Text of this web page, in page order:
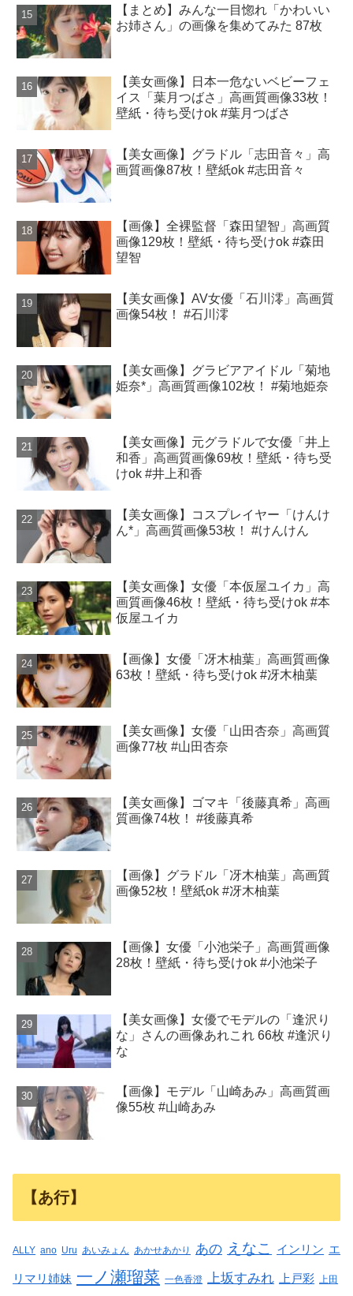
【まとめ】みんな一目惚れ「かわいい
お姉さん」の画像を集めてみた 87枚
【美女画像】日本一危ないベビーフェ
イス「葉月つばさ」高画質画像33枚！
壁紙・待ち受けok #葉月つばさ
【美女画像】グラドル「志田音々」高
画質画像87枚！壁紙ok #志田音々
【画像】全裸監督「森田望智」高画質
画像129枚！壁紙・待ち受けok #森田
望智
【美女画像】AV女優「石川澪」高画質
画像54枚！ #石川澪
【美女画像】グラビアアイドル「菊地
姫奈*」高画質画像102枚！ #菊地姫奈
【美女画像】元グラドルで女優「井上
和香」高画質画像69枚！壁紙・待ち受
けok #井上和香
【美女画像】コスプレイヤー「けんけ
ん*」高画質画像53枚！ #けんけん
【美女画像】女優「本仮屋ユイカ」高
画質画像46枚！壁紙・待ち受けok #本
仮屋ユイカ
【画像】女優「冴木柚葉」高画質画像
63枚！壁紙・待ち受けok #冴木柚葉
【美女画像】女優「山田杏奈」高画質
画像77枚 #山田杏奈
【美女画像】ゴマキ「後藤真希」高画
質画像74枚！ #後藤真希
【画像】グラドル「冴木柚葉」高画質
画像52枚！壁紙ok #冴木柚葉
【画像】女優「小池栄子」高画質画像
28枚！壁紙・待ち受けok #小池栄子
【美女画像】女優でモデルの「逢沢り
な」さんの画像あれこれ 66枚 #逢沢り
な
【画像】モデル「山崎あみ」高画質画
像55枚 #山崎あみ
【あ行】
ALLY ano Uru あいみょん あかせあかり あの えなこ インリン エ
リマリ姉妹 一ノ瀬瑠菜 一色香澄 上坂すみれ 上戸彩 上田